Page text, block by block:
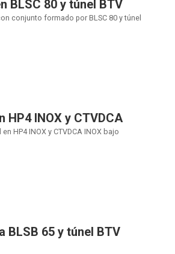
BLSC 80 y túnel BTV
conjunto formado por BLSC 80 y túnel
INOX y CTVDCA
HP4 INOX y CTVDCA INOX bajo
65 y túnel BTV